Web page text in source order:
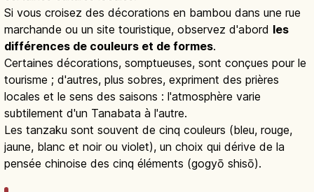
Si vous croisez des décorations en bambou dans une rue
marchande ou un site touristique, observez d'abord les
différences de couleurs et de formes.
Certaines décorations, somptueuses, sont conçues pour le
tourisme ; d'autres, plus sobres, expriment des prières
locales et le sens des saisons : l'atmosphère varie
subtilement d'un Tanabata à l'autre.
Les tanzaku sont souvent de cinq couleurs (bleu, rouge,
jaune, blanc et noir ou violet), un choix qui dérive de la
pensée chinoise des cinq éléments (gogyō shisō).